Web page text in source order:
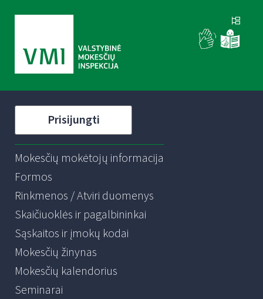
Prisijungti
Mokesčių mokėtojų informacija
Formos
Rinkmenos / Atviri duomenys
Skaičiuoklės ir pagalbininkai
Sąskaitos ir įmokų kodai
Mokesčių žinynas
Mokesčių kalendorius
Seminarai